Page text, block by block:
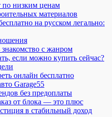
по низким ценам
материалов
на русском легально:
с жанром
если можно купить сейчас?
онлайн бесплатно
Garage55
без предоплаты
от блока — это плюс
в стабильный доход